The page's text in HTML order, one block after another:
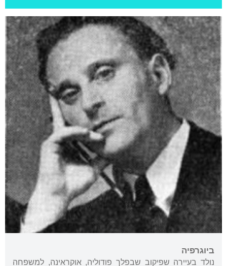
ביוגרפיה
נולד בעיירה שפיקוב שבפלך פודוליה, אוקראינה, למשפחה